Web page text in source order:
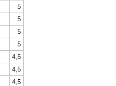
5
5
5
5
4,5
4,5
4,5